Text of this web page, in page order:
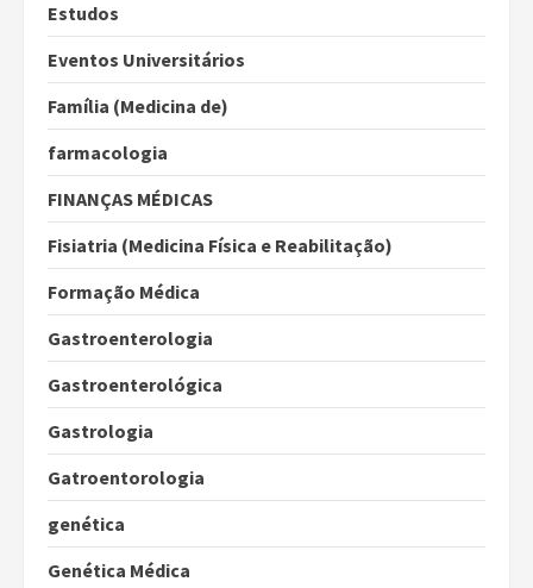
Estudos
Eventos Universitários
Família (Medicina de)
farmacologia
FINANÇAS MÉDICAS
Fisiatria (Medicina Física e Reabilitação)
Formação Médica
Gastroenterologia
Gastroenterológica
Gastrologia
Gatroentorologia
genética
Genética Médica